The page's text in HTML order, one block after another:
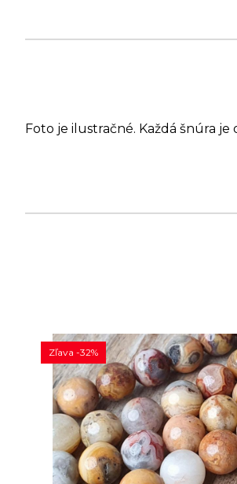
Foto je ilustračné. Každá šnúra
Zľava -32%